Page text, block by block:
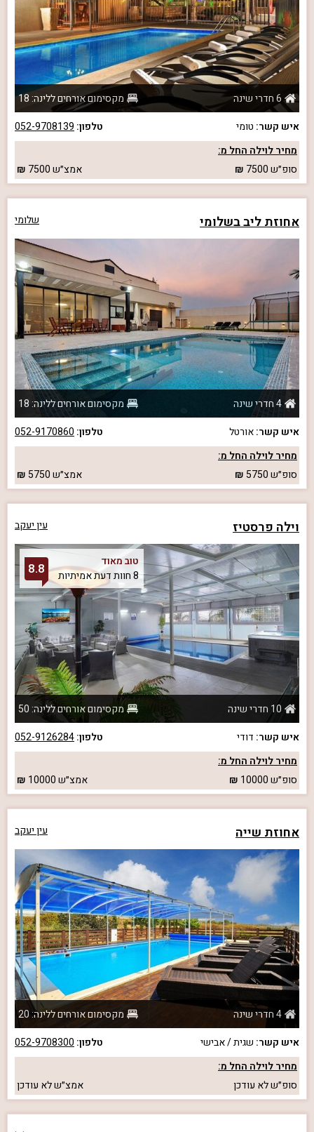
6 חדרי שינה
מקסימום אורחים ללינה: 18
איש קשר: טומי טלפון: 052-9708139
מחיר לוילה החל מ:
סופ״ש7500 אמצ״ש7500
אחוזת ליב בשלומי שלומי
4 חדרי שינה
מקסימום אורחים ללינה: 18
איש קשר:אורטל טלפון: 052-9170860
מחיר לוילה החל מ:
סופ״ש5750 אמצ״ש5750
וילה פרסטיז עין יעקב
טוב מאוד
8 חוות דעת אמיתיות
8.8
10 חדרי שינה
מקסימום אורחים ללינה: 50
איש קשר: דודי טלפון:052-9126284
מחיר לוילה החל מ:
סופ״ש10000 אמצ״ש10000
אחוזת שייה עין יעקב
4 חדרי שינה
מקסימום אורחים ללינה: 20
איש קשר: שגית / אבישי טלפון: 052-9708300
מחיר לוילה החל מ:
סופ״שלא עודכן אמצ״שלא עודכן